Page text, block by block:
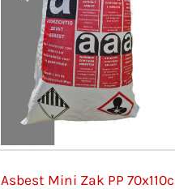
Asbest Mini Zak PP